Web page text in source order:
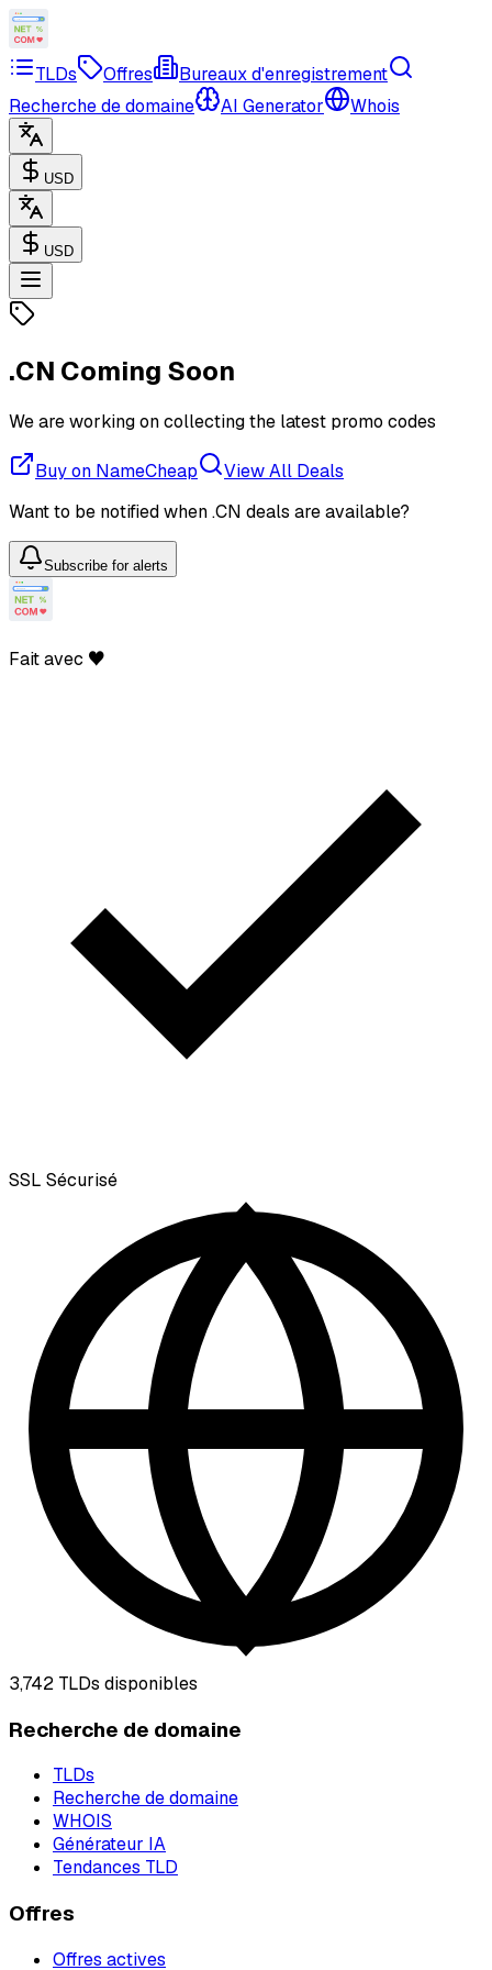
TLDs Offres
Bureaux d'enregistrement
Recherche de domaine
AI Generator Whois
USD
USD
.CN Coming Soon
We are working on collecting the latest promo codes
Buy on NameCheap
View All Deals
Want to be notified when .CN deals are available?
Subscribe for alerts
Fait avec ♥
SSL Sécurisé
3,742 TLDs disponibles
Recherche de domaine
TLDs
Recherche de domaine
WHOIS
Générateur IA
Tendances TLD
Offres
Offres actives